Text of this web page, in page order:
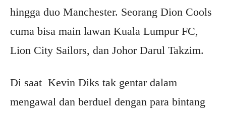
hingga duo Manchester. Seorang Dion Cools
cuma bisa main lawan Kuala Lumpur FC,
Lion City Sailors, dan Johor Darul Takzim.
Di saat Kevin Diks tak gentar dalam
mengawal dan berduel dengan para bintang